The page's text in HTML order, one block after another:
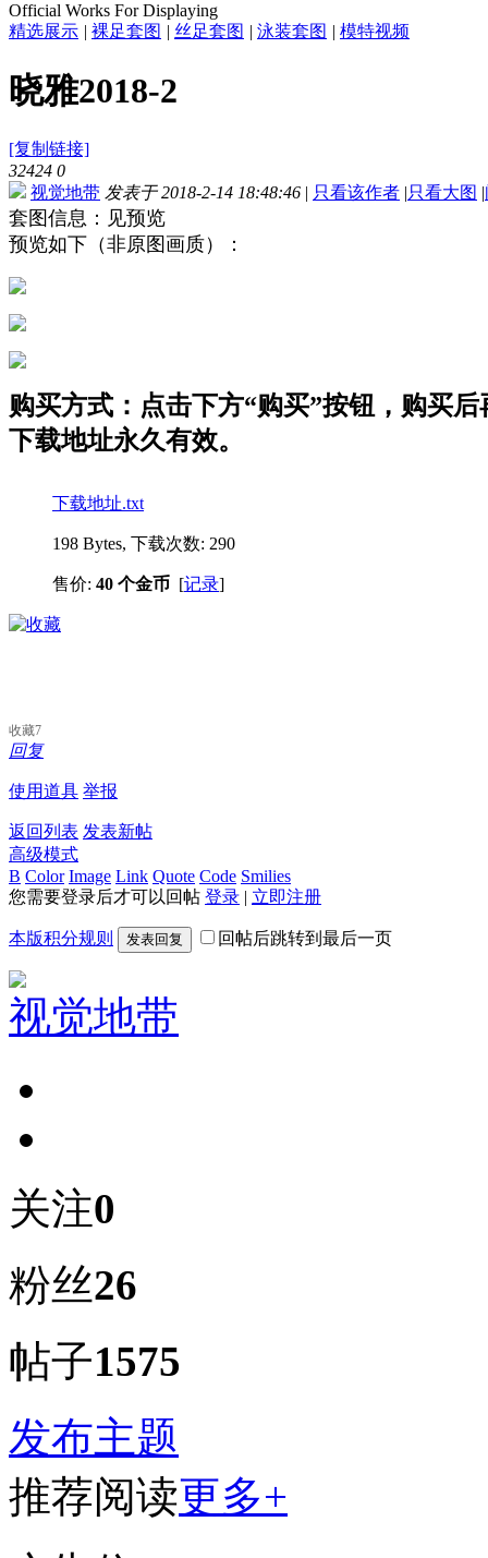
Official Works For Displaying
精选展示 | 裸足套图 | 丝足套图 | 泳装套图 | 模特视频
晓雅2018-2
[复制链接]
32424 0
视觉地带 发表于 2018-2-14 18:48:46 | 只看该作者 |只看大图 |
套图信息：见预览
预览如下（非原图画质）：
购买方式：点击下方“购买”按钮，购买
下载地址永久有效。
下载地址.txt
198 Bytes, 下载次数: 290
售价: 40 个金币 [记录]
收藏7
回复
使用道具 举报
返回列表 发表新帖
高级模式
B Color Image Link Quote Code Smilies
您需要登录后才可以回帖 登录 | 立即注册
本版积分规则 发表回复 回帖后跳转到最后一页
视觉地带
关注0
粉丝26
帖子1575
发布主题
推荐阅读更多+